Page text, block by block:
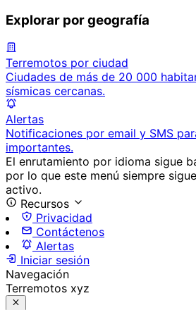
Explorar por geografía
Terremotos por ciudad
Ciudades de más de 20 000
sísmicas cercanas.
Alertas
Notificaciones por email y SMS
importantes.
El enrutamiento por idioma sigue
por lo que este menú siempre
activo.
Recursos
Privacidad
Contáctenos
Alertas
Iniciar sesión
Navegación
Terremotos xyz